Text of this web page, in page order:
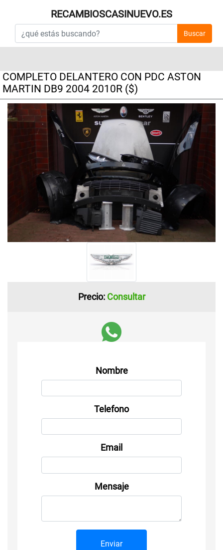
RECAMBIOSCASINUEVO.ES
Buscar
COMPLETO DELANTERO CON PDC ASTON
MARTIN DB9 2004 2010R ($)
Precio: Consultar
Nombre
Telefono
Email
Mensaje